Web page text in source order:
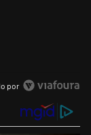
con 14
por